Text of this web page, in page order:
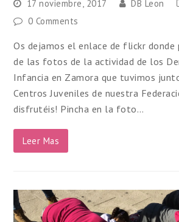
17 noviembre, 2017 DB Leon
0 Comments
Os dejamos el enlace de flickr
de las fotos de la actividad de los
Infancia en Zamora que tuvimos
Centros Juveniles de nuestra
disfrutéis! Pincha en la foto…
Leer Mas